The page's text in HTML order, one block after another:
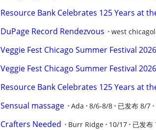
Resource Bank Celebrates 125 Years at
DuPage Record Rendezvous west
Veggie Fest Chicago Summer Festival 2026
Veggie Fest Chicago Summer Festival 2026
Resource Bank Celebrates 125 Years at
Sensual massage Ada 8/6-8/8 已发布 8/7
Crafters Needed Burr Ridge 10/17 已发布